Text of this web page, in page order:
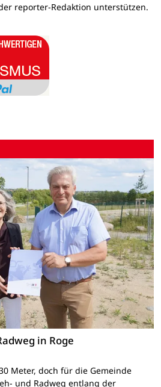
reporter-Redaktion unterstützen.
in Roge
Meter, doch für die Gemeinde
und Radweg entlang der